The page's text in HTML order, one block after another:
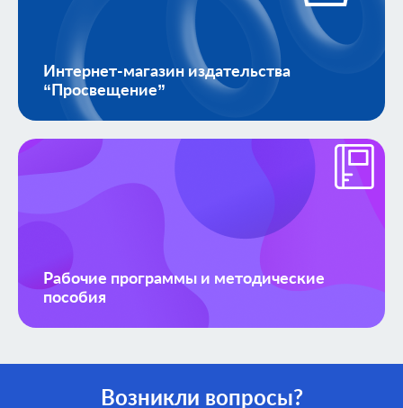
Интернет-магазин издательства
“Просвещение”
Рабочие программы и методические
пособия
Возникли вопросы?